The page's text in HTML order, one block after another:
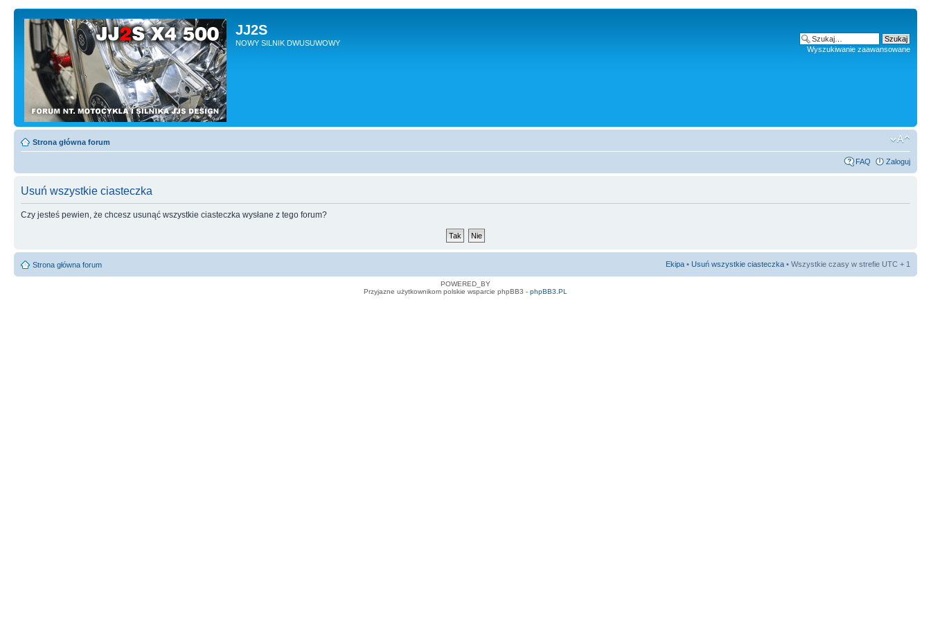
JJ2S
NOWY SILNIK DWUSUWOWY
Wyszukiwanie zaawansowane
Strona główna forum
FAQ Zaloguj
Usuń wszystkie ciasteczka
Czy jesteś pewien, że chcesz usunąć wszystkie ciasteczka wysłane z tego forum?
Strona główna forum Ekipa • Usuń wszystkie ciasteczka • Wszystkie czasy w strefie UTC + 1
POWERED_BY
Przyjazne użytkownikom polskie wsparcie phpBB3 - phpBB3.PL